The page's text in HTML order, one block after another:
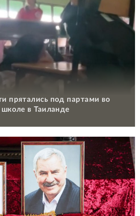
прятались под партами во
в Таиланде